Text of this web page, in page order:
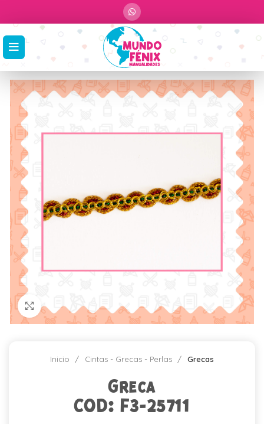
Click para agrandar
Inicio Cintas - Grecas - Perlas Grecas
Greca
COD: F3-25711